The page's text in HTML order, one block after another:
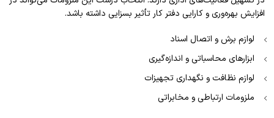
افزایش بهره‌وری و کارایی دفتر کار تأثیر بسزایی داشته باشد.
لوازم برش و اتصال اسناد
ابزارهای محاسباتی و اندازه‌گیری
لوازم نظافت و نگهداری تجهیزات
ملزومات ارتباطی و مخابراتی